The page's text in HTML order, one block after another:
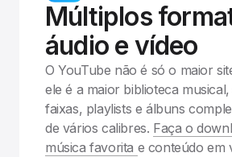
Múltiplos
áudio e vídeo
O YouTube não é só o maior
ele é a maior biblioteca
faixas, playlists e álbuns
de vários calibres. Faça o
música favorita e conteúdo em